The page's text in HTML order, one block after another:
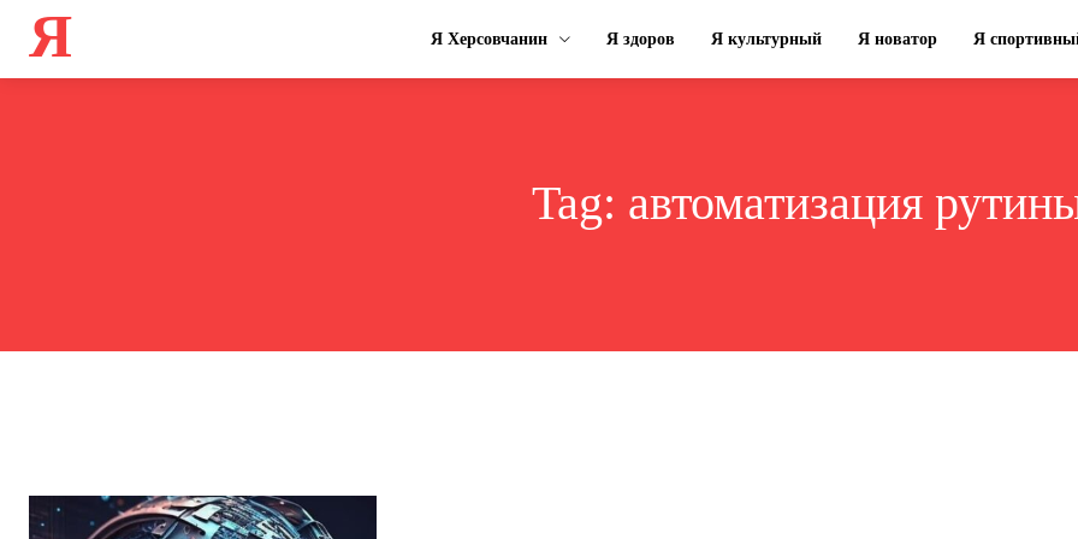
Я Я Херсовчанин Я здоров Я культурный Я новатор Я
Tag: автоматизация